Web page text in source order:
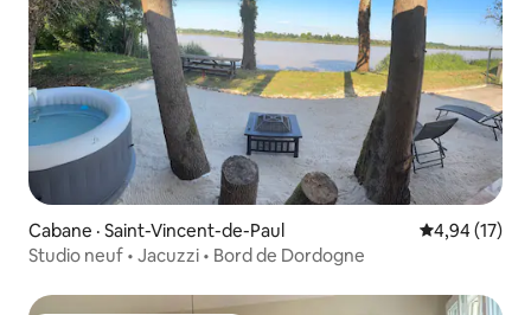
Cabane · Saint-Vincent-de-Paul Note
4,94 (17)
Studio neuf • Jacuzzi • Bord de Dordogne